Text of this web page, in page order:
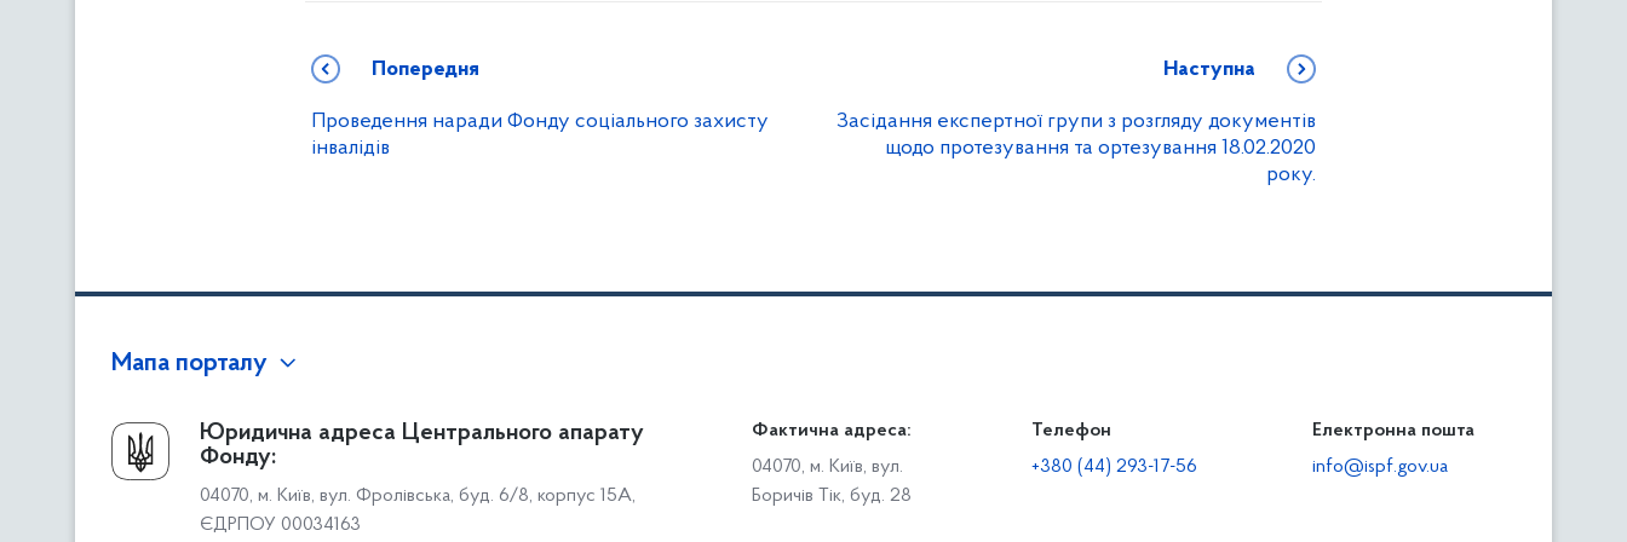
Попередня
Проведення наради Фонду соціального захисту
інвалідів
Наступна
Засідання експертної групи з розгляду документів
щодо протезування та ортезування 18.02.2020
року.
Мапа порталу
Про Фонд
Керівництво
Структура Фонду
Територіальні відділення
Громадянам
Доступ до публічної інформації
Звіти щодо роботи із запитами на отримання публічної
Діяльність
Роботодавцям
Юридична адреса Центрального апарату
Фонду:
04070, м. Київ, вул. Фролівська, буд. 6/8, корпус 15А,
ЄДРПОУ 00034163
Фактична адреса:
04070, м. Київ, вул.
Боричів Тік, буд. 28
Телефон
+380 (44) 293-17-56
Електронна пошта
info@ispf.gov.ua